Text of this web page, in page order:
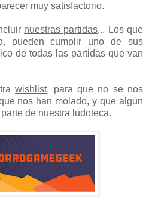
muy satisfactorio.
nuestras partidas... Los que
pueden cumplir uno de sus
de todas las partidas que van
wishlist, para que no se nos
nos han molado, y que algún
de nuestra ludoteca.